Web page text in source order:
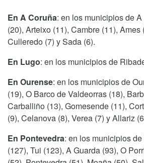
En A Coruña: en los municipios de
(20), Arteixo (11), Cambre (11), Ames
Culleredo (7) y Sada (6).
En Lugo: en los municipios de
En Ourense: en los municipios de
(19), O Barco de Valdeorras (18),
Carballiño (13), Gomesende (11),
(9), Celanova (8), Verea (7) y Allariz
En Pontevedra: en los municipios
(127), Tui (123), A Guarda (93), O